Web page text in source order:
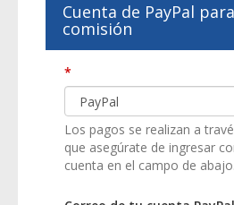
Cuenta de PayPal
comisión
*
Los pagos se realizan a
que asegúrate de ingresar
cuenta en el campo de abajo.